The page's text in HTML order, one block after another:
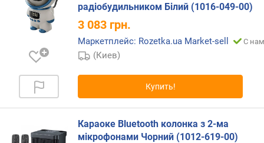
н
а
л
ш
радіобудильником Білий (1016-049-00)
3 083 грн.
Маркетплейс: Rozetka.ua Market-sell С
(Киев)
Купить!
Караоке Bluetooth колонка з 2-ма
мікрофонами Чорний (1012-619-00)